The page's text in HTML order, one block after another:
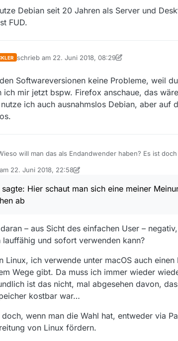
Debian seit 20 Jahren als Server und
FUD.
schrieb am 22. Juni 2018, 08:29
zuletzt editiert von bagbag
Softwareversionen keine Probleme, weil
ich mir jetzt bspw. Firefox anschaue, das
ich auch ausnahmslos Debian, aber
will man das als Endandwender haben? Es ist
nicht für jedes Programm immer einzeln schauen zu
Warum für jede Applikation die Java braucht, Java
Als Benutzer möchte ich eine Anwendung direkt vom
Linux durchzusetzten?
Klar, wenn ich mir ein Debian als Desktopsystem
mit uralter Software arbeiten zu müssen. Aber dann
22. Juni 2018, 22:58
von styroll
sagte: Hier schaut man sich eine meiner
ab
– aus Sicht des einfachen User –
lauffähig und sofort verwenden kann?
Linux, ich verwende unter macOS auch
Wege gibt. Da muss ich immer wieder
ist das nicht, mal abgesehen davon,
kostbar war…
doch, wenn man die Wahl hat, entweder via
von Linux fördern.